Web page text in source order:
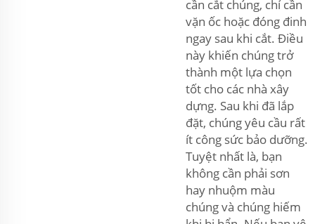
cần cắt chúng, chỉ cần
vặn ốc hoặc đóng đinh
ngay sau khi cắt. Điều
này khiến chúng trở
thành một lựa chọn
tốt cho các nhà xây
dựng. Sau khi đã lắp
đặt, chúng yêu cầu rất
ít công sức bảo dưỡng.
Tuyệt nhất là, bạn
không cần phải sơn
hay nhuộm màu
chúng và chúng hiếm